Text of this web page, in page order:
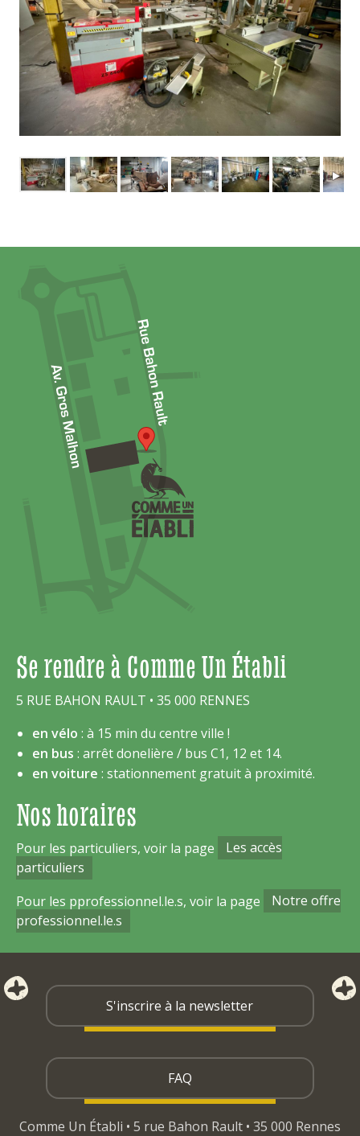
Se rendre à Comme Un Établi
5 RUE BAHON RAULT • 35 000 RENNES
en vélo : à 15 min du centre ville !
en bus : arrêt donelière / bus C1, 12 et 14.
en voiture : stationnement gratuit à proximité.
Nos horaires
Pour les particuliers, voir la page
Les accès
particuliers
Pour les pprofessionnel.le.s, voir la page
Notre offre
professionnel.le.s
S'inscrire à la newsletter
FAQ
Comme Un Établi • 5 rue Bahon Rault • 35 000 Rennes